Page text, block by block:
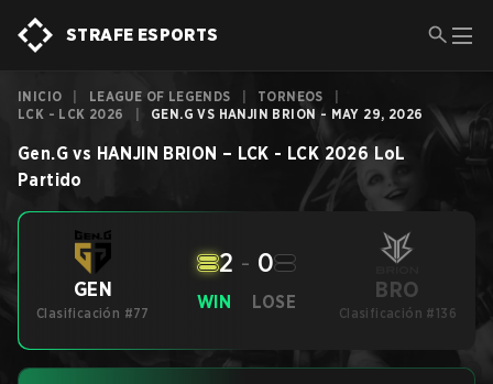
STRAFE ESPORTS
INICIO LEAGUE OF LEGENDS TORNEOS
LCK - LCK 2026
GEN.G VS HANJIN BRION - MAY 29, 2026
Gen.G vs HANJIN BRION – LCK - LCK 2026 LoL
Partido
GEN
Clasificación #77
WIN
2 - 0
LOSE BRO
Clasificación #136